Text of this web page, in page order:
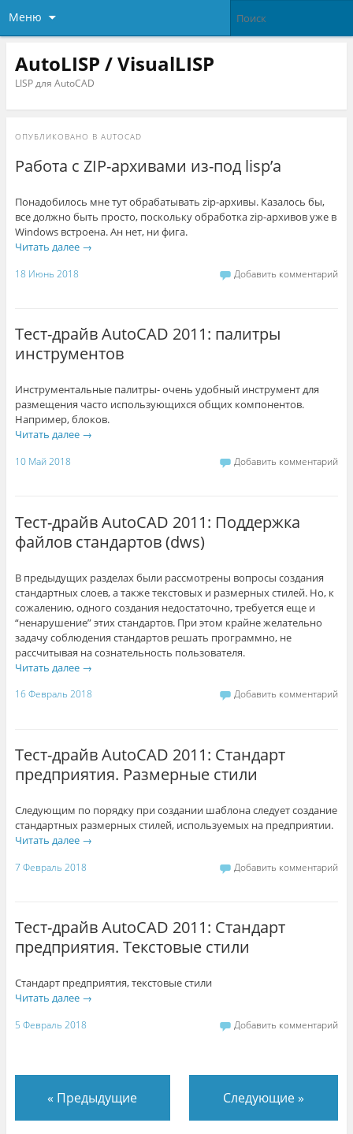
Меню
AutoLISP / VisualLISP
LISP для AutoCAD
ОПУБЛИКОВАНО В AUTOCAD
Работа с ZIP-архивами из-под lisp’a
Понадобилось мне тут обрабатывать zip-архивы. Казалось бы,
все должно быть просто, поскольку обработка zip-архивов уже в
Windows встроена. Ан нет, ни фига.
Читать далее →
18 Июнь 2018 Добавить комментарий
Тест-драйв AutoCAD 2011: палитры
инструментов
Инструментальные палитры- очень удобный инструмент для
размещения часто использующихся общих компонентов.
Например, блоков.
Читать далее →
10 Май 2018 Добавить комментарий
Тест-драйв AutoCAD 2011: Поддержка
файлов стандартов (dws)
В предыдущих разделах были рассмотрены вопросы создания
стандартных слоев, а также текстовых и размерных стилей. Но, к
сожалению, одного создания недостаточно, требуется еще и
“ненарушение” этих стандартов. При этом крайне желательно
задачу соблюдения стандартов решать программно, не
рассчитывая на сознательность пользователя.
Читать далее →
16 Февраль 2018 Добавить комментарий
Тест-драйв AutoCAD 2011: Стандарт
предприятия. Размерные стили
Следующим по порядку при создании шаблона следует создание
стандартных размерных стилей, используемых на предприятии.
Читать далее →
7 Февраль 2018 Добавить комментарий
Тест-драйв AutoCAD 2011: Стандарт
предприятия. Текстовые стили
Стандарт предприятия, текстовые стили
Читать далее →
5 Февраль 2018 Добавить комментарий
« Предыдущие Следующие»